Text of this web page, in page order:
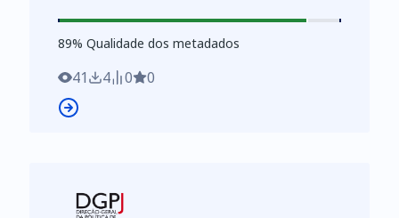
### Métricas: Número de intervenientes
89%
89% Qualidade dos metadados
41 4 0 0